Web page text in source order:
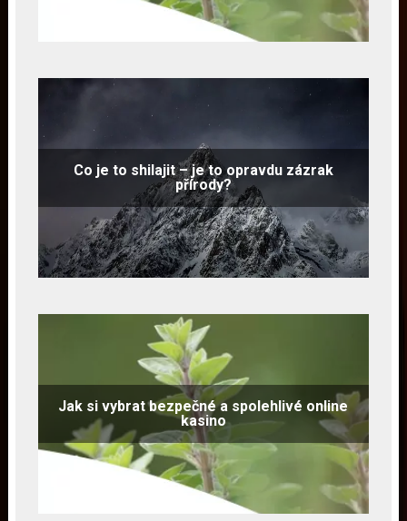
Co je to shilajit – je to opravdu zázrak
přírody?
Jak si vybrat bezpečné a spolehlivé online
kasino